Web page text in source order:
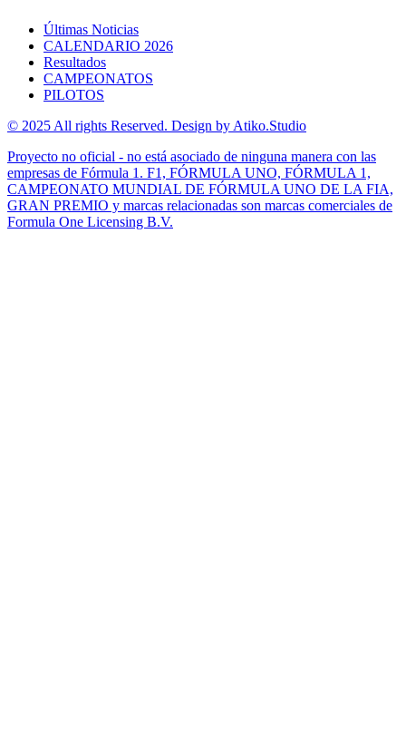
Últimas Noticias
CALENDARIO 2026
Resultados
CAMPEONATOS
PILOTOS
© 2025 All rights Reserved. Design by Atiko.Studio
Proyecto no oficial - no está asociado de ninguna manera con las
empresas de Fórmula 1. F1, FÓRMULA UNO, FÓRMULA 1,
CAMPEONATO MUNDIAL DE FÓRMULA UNO DE LA FIA,
GRAN PREMIO y marcas relacionadas son marcas comerciales de
Formula One Licensing B.V.